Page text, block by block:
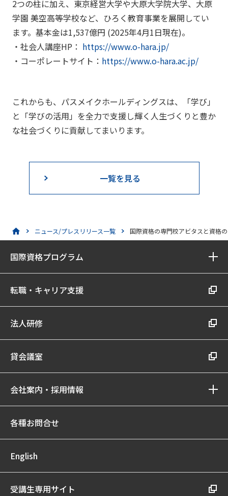
2つの柱に加え、東京経営大学や大原大学院大学、大原
学園 美空高等学校など、ひろく教育事業を展開してい
ます。基本金は1,537億円 (2025年4月1日現在)。
・社会人講座HP： https://www.o-hara.jp/
・コーポレートサイト： https://www.o-hara.ac.jp/
これからも、パスメイクホールディングスは、「学び」
と「学びの活用」を全力で支援し輝く人生づくりと豊か
な社会づくりに貢献してまいります。
一覧を見る
ニュース/プレスリリース一覧 国際資格の専門校アビタスと資格
国際資格プログラム
転職・キャリア支援
法人研修
貸会議室
会社案内・採用情報
各種お問合せ
English
受講生専用サイト